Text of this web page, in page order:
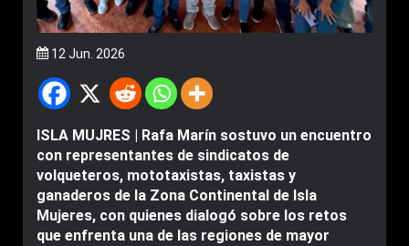
12 Jun. 2026
ISLA MUJRES | Rafa Marín sostuvo un encuentro
con representantes de sindicatos de
volqueteros, mototaxistas, taxistas y
ganaderos de la Zona Continental de Isla
Mujeres, con quienes dialogó sobre los retos
que enfrenta una de las regiones de mayor